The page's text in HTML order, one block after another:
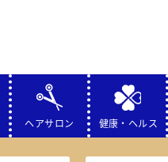
ヘアサロン 健康・ヘルス